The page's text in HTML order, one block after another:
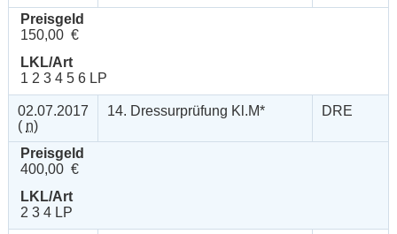
Preisgeld
150,00 €
LKL/Art
1 2 3 4 5 6 LP
02.07.2017
( n)
14. Dressurprüfung Kl.M* DRE
Preisgeld
400,00 €
LKL/Art
2 3 4 LP